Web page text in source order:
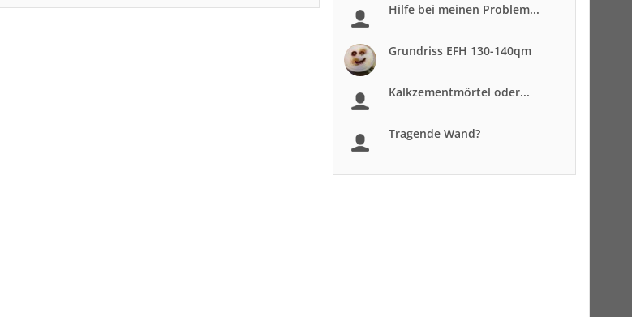
Hilfe bei meinen Problem...
Grundriss EFH 130-140qm
Kalkzementmörtel oder...
Tragende Wand?